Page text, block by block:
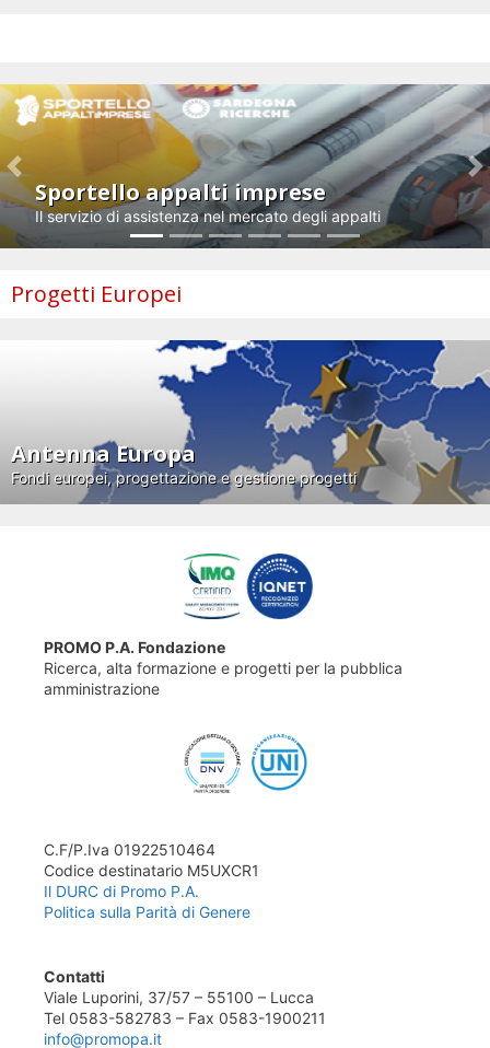
Sportello appalti imprese
Il servizio di assistenza nel mercato degli appalti
Previous
Progetti Europei
Antenna Europa
Fondi europei, progettazione e gestione progetti
PROMO P.A. Fondazione
Ricerca, alta formazione e progetti per la pubblica
amministrazione
C.F/P.Iva 01922510464
Codice destinatario M5UXCR1
Il DURC di Promo P.A.
Politica sulla Parità di Genere
Contatti
Viale Luporini, 37/57 – 55100 – Lucca
Tel 0583-582783 – Fax 0583-1900211
info@promopa.it